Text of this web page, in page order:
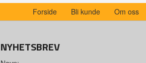
Forside Bli kunde Om oss
NYHETSBREV